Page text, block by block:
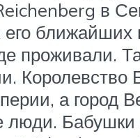
в
его
проживали.
Королевство
а город
люди. Бабушки